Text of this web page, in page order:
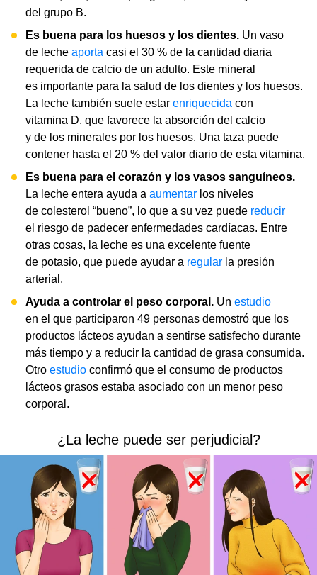
del grupo B.
Es buena para los huesos y los dientes. Un vaso
de leche aporta casi el 30 % de la cantidad diaria
requerida de calcio de un adulto. Este mineral
es importante para la salud de los dientes y los huesos.
La leche también suele estar enriquecida con
vitamina D, que favorece la absorción del calcio
y de los minerales por los huesos. Una taza puede
contener hasta el 20 % del valor diario de esta vitamina.
Es buena para el corazón y los vasos sanguíneos.
La leche entera ayuda a aumentar los niveles
de colesterol “bueno”, lo que a su vez puede reducir
el riesgo de padecer enfermedades cardíacas. Entre
otras cosas, la leche es una excelente fuente
de potasio, que puede ayudar a regular la presión
arterial.
Ayuda a controlar el peso corporal. Un estudio
en el que participaron 49 personas demostró que los
productos lácteos ayudan a sentirse satisfecho durante
más tiempo y a reducir la cantidad de grasa consumida.
Otro estudio confirmó que el consumo de productos
lácteos grasos estaba asociado con un menor peso
corporal.
¿La leche puede ser perjudicial?